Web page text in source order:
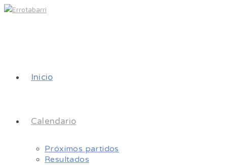
Inicio
Calendario
Próximos partidos
Resultados